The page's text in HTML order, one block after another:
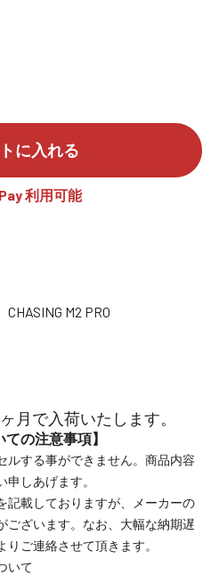
トサイト
に入れる
利用可能
CHASING M2 PRO
月で入荷いたします。
の注意事項】
する事ができません。商品内容
しあげます。
載しておりますが、メーカーの
ございます。なお、大幅な納期遅
ご連絡させて頂きます。
いて